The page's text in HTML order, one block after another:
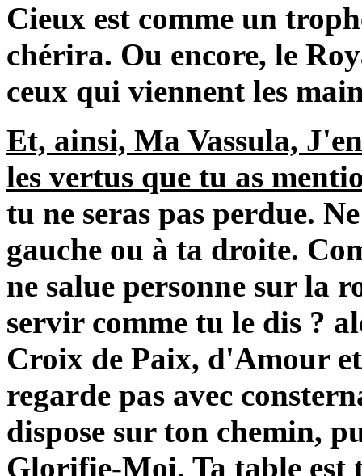
Cieux est comme un
chérira. Ou encore, le
ceux qui viennent les
Et, ainsi, Ma Vassula,
les vertus que tu as
tu ne seras pas perdue.
gauche ou à ta droite.
ne salue personne sur la
servir comme tu le dis ?
Croix de Paix, d'Amour
regarde pas avec
dispose sur ton chemin,
Glorifie-Moi. Ta table est